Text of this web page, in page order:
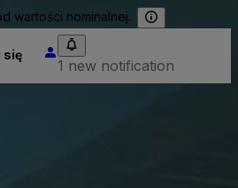
wartości nominalnej.
się
1 new notification